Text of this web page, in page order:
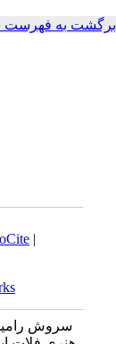
برگشت به فهرست
|
سروش